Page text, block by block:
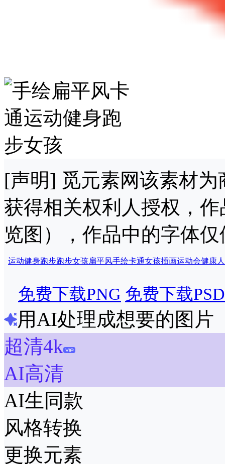
[声明] 觅元素网该素材
获得相关权利人授权，
览图），作品中的字体
运动健身跑步跑步女孩扁平风手绘卡通女孩插画运动会健康
免费下载PNG 免费下载PSD
用AI处理成想要的图片
超清4k
AI高清
AI生同款
风格转换
更换元素